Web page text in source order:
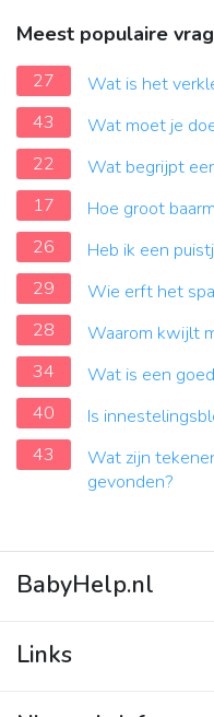
Meest populaire
27
Wat is het
43
Wat moet je
22
Wat begrijpt
17
Hoe groot
26
Heb ik een
29
Wie erft het
28
Waarom kwijlt
34
Wat is een
40
Is
43
Wat zijn
gevonden?
BabyHelp.nl
Vraag & Antwoord
Links